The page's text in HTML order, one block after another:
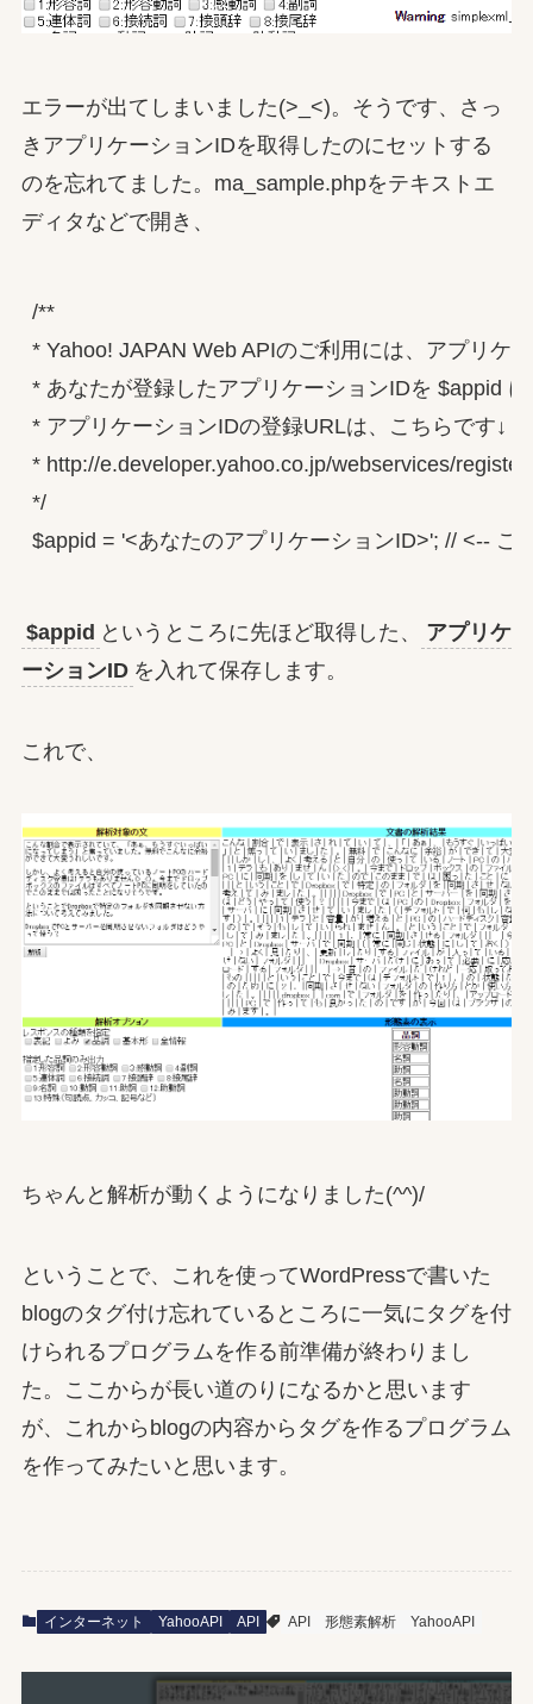
エラーが出てしまいました(>_<)。そうです、さっ
きアプリケーションIDを取得したのにセットする
のを忘れてました。ma_sample.phpをテキストエ
ディタなどで開き、
/**
* Yahoo! JAPAN Web APIのご利用には、アプリケ
* あなたが登録したアプリケーションIDを $appid
* アプリケーションIDの登録URLは、こちらです↓
* http://e.developer.yahoo.co.jp/webservices/
*/
$appid = '<あなたのアプリケーションID>'; // <-- こ
$appid というところに先ほど取得した、
アプリケ
ーションID を入れて保存します。
これで、
ちゃんと解析が動くようになりました(^^)/
ということで、これを使ってWordPressで書いた
blogのタグ付け忘れているところに一気にタグを付
けられるプログラムを作る前準備が終わりまし
た。ここからが長い道のりになるかと思います
が、これからblogの内容からタグを作るプログラム
を作ってみたいと思います。
インターネット YahooAPI API API 形態素解析 YahooAPI